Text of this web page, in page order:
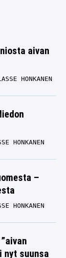
–
HONKANEN
suunsa